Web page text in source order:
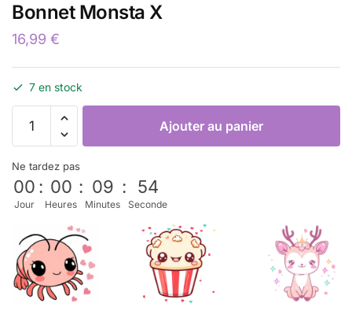
Bonnet Monsta X
16,99 €
7 en stock
Ajouter au panier
Ne tardez pas
00
Jour
: 00
Heures
: 09
Minutes
: 53
Seconde